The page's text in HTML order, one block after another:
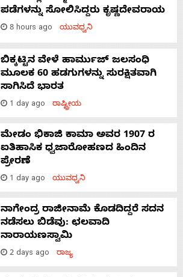
ಪಡೆಗಳನ್ನು ಸೋಲಿಸಿದ್ದರು ಕೃಷ್ಣದೇವರಾಯ
8 hours ago ಯುವಧ್ವನಿ
ಬಿಕ್ಕಟ್ಟಿನ ವೇಳೆ ಹಾರ್ಮುಜ್ ಜಲಸಂಧಿ
ಮೂಲಕ 60 ಹಡಗುಗಳನ್ನು ಸುರಕ್ಷಿತವಾಗಿ
ಸಾಗಿಸಿದೆ ಭಾರತ
1 day ago ರಾಷ್ಟ್ರೀಯ
ಮೇಡಂ ಭಿಕಾಜಿ ಕಾಮಾ ಅವರ 1907 ರ
ಐತಿಹಾಸಿಕ ಧ್ವಜಾರೋಹಣದ ಹಿಂದಿನ
ಪ್ರೇರಣೆ
1 day ago ಯುವಧ್ವನಿ
ನಾಗೇಂದ್ರ ರಾಜೀನಾಮೆ ಕೊಡದಿದ್ದರೆ ಸದನ
ನಡೆಸಲು ಬಿಡೆವು: ಛಲವಾದಿ
ನಾರಾಯಣಸ್ವಾಮಿ
2 days ago ರಾಜ್ಯ